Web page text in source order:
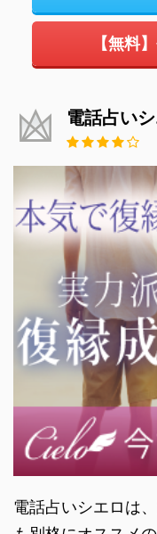
【無料
電話占い
電話占いシエロは